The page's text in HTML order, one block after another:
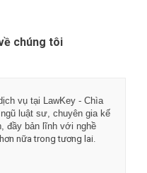
chúng tôi
vụ tại LawKey - Chìa
luật sư, chuyên gia kế
đầy bản lĩnh với nghề
nữa trong tương lai.